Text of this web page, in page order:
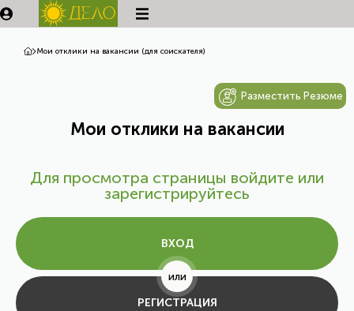
Мои отклики на вакансии (для соискателя)
Разместить Резюме
Мои отклики на вакансии
Для просмотра страницы войдите или
зарегистрируйтесь
ВХОД
или
РЕГИСТРАЦИЯ